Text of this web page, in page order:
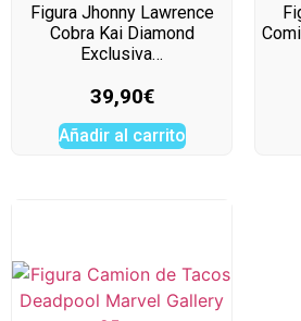
Figura Jhonny Lawrence
Cobra Kai Diamond
Exclusiva…
39,90€
Añadir al carrito